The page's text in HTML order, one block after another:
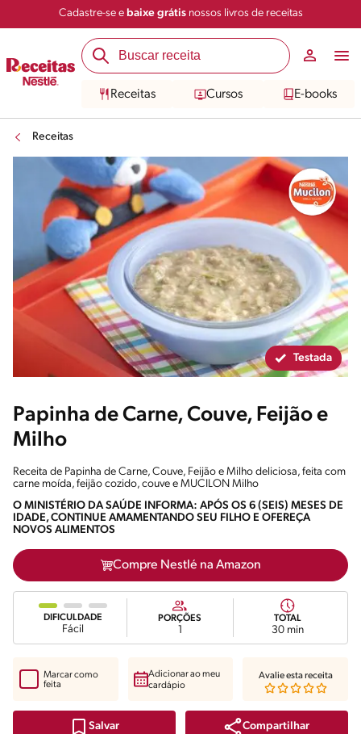
Cadastre-se e baixe grátisnossos livros de receitas
Receitas Cursos E-books
Receitas
Salvar Compartilhar
Testada
Papinha de Carne, Couve, Feijão e
Milho
Receita de Papinha de Carne, Couve, Feijão e Milho deliciosa, feita com
carne moída, feijão cozido, couve e MUCILON Milho
O MINISTÉRIO DA SAÚDE INFORMA: APÓS OS 6 (SEIS) MESES DE
IDADE, CONTINUE AMAMENTANDO SEU FILHO E OFEREÇA
NOVOS ALIMENTOS
Compre Nestlé na Amazon
DIFICULDADE
Fácil
PORÇÕES
1
TOTAL
30 min
Salvar Compartilhar
Marcar como
feita
Adicionar ao meu
cardápio
Avalie esta receita